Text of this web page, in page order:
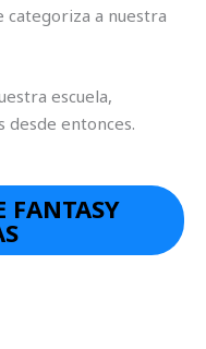
categoriza a nuestra
escuela,
desde entonces.
FANTASY